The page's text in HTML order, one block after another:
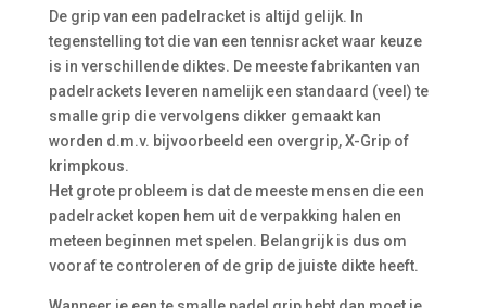
De grip van een padelracket is altijd gelijk. In
tegenstelling tot die van een tennisracket waar keuze
is in verschillende diktes. De meeste fabrikanten van
padelrackets leveren namelijk een standaard (veel) te
smalle grip die vervolgens dikker gemaakt kan
worden d.m.v. bijvoorbeeld een overgrip, X-Grip of
krimpkous.
Het grote probleem is dat de meeste mensen die een
padelracket kopen hem uit de verpakking halen en
meteen beginnen met spelen. Belangrijk is dus om
vooraf te controleren of de grip de juiste dikte heeft.